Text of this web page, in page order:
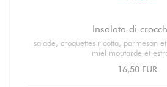
Insalata di
salade, croquettes ricotta, parmesan
miel moutarde et
16,50 EUR